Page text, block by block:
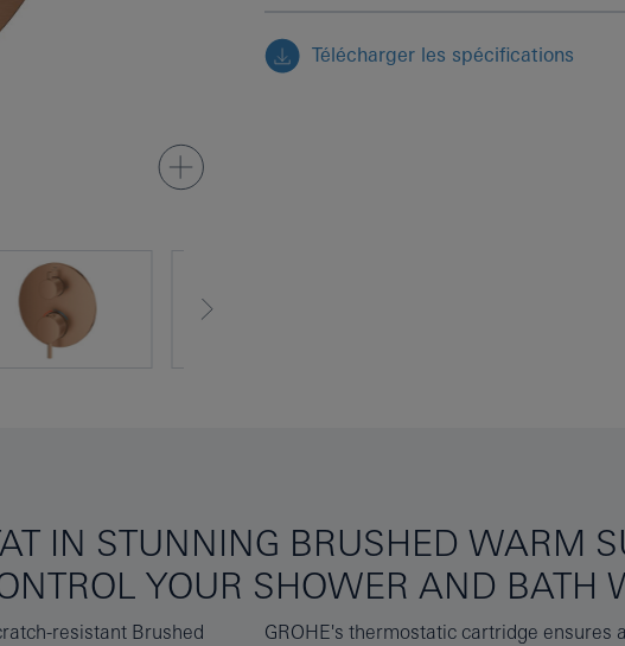
Télécharger les spécifications
IN STUNNING BRUSHED WARM
YOUR SHOWER AND BATH
resistant Brushed
water at the perfect